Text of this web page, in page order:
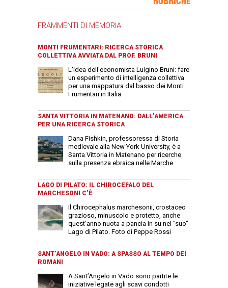
FRAMMENTI DI MEMORIA
MONTI FRUMENTARI: RICERCA STORICA
COLLETTIVA AVVIATA DAL PROF. BRUNI
L'idea dell'economista Luigino Bruni: fare
un esperimento di intelligenza collettiva
per una mappatura dal basso dei Monti
Frumentari in Italia
SANTA VITTORIA IN MATENANO: DALL’AMERICA
PER UNA RICERCA STORICA
Dana Fishkin, professoressa di Storia
medievale alla New York University, è a
Santa Vittoria in Matenano per ricerche
sulla presenza ebraica nelle Marche
LAGO DI PILATO: IL CHIROCEFALO DEL
MARCHESONI C’È
Il Chirocephalus marchesonii, crostaceo
grazioso, minuscolo e protetto, anche
quest'anno nuota a pancia in su nel "suo"
Lago di Pilato. Foto di Peppe Rossi
SANT’ANGELO IN VADO: A SPASSO AL TEMPO DEI
ROMANI
A Sant’Angelo in Vado sono partite le
iniziative legate agli scavi condotti